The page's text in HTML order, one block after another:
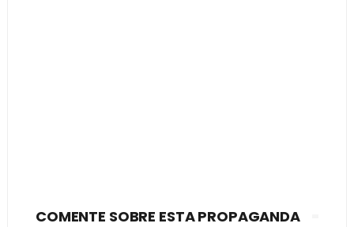
COMENTE SOBRE ESTA PROPAGANDA